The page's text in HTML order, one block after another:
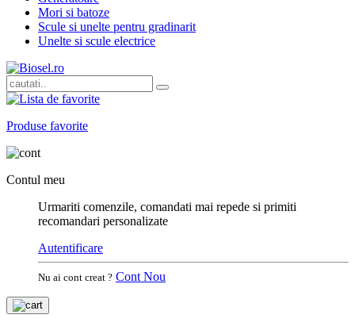
Mori si batoze
Scule si unelte pentru gradinarit
Unelte si scule electrice
Produse favorite
Contul meu
Urmariti comenzile, comandati mai repede si primiti
recomandari personalizate
Autentificare
Nu ai cont creat ? Cont Nou